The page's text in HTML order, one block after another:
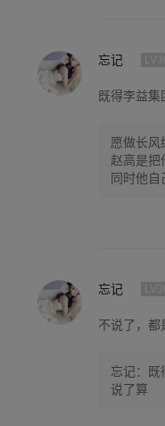
忘记
既得李益
愿做长风
赵高是把
同时他
忘记
不说了，都
忘记：既
说了算